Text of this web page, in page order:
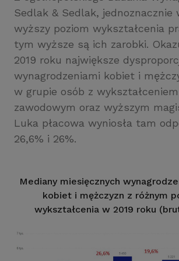
Sedlak & Sedlak, jednoznacznie
wyższy poziom wykształcenia
tym wyższe są ich zarobki.
2019 roku największe
wynagrodzeniami kobiet i
w grupie osób z
zawodowym oraz wyższym
Luka płacowa wyniosła tam
26,6% i 26%.
Mediany miesięcznych
kobiet i mężczyzn z różnym
wykształcenia w 2019 roku